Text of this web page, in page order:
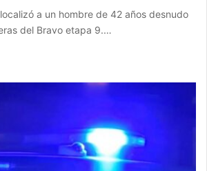
a un hombre de 42 años desnudo
del Bravo etapa 9.…